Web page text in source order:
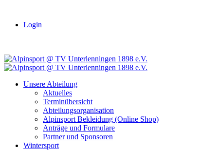
Login
Unsere Abteilung
Aktuelles
Terminübersicht
Abteilungsorganisation
Alpinsport Bekleidung (Online Shop)
Anträge und Formulare
Partner und Sponsoren
Wintersport